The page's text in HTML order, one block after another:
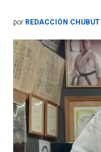
por REDACCIÓN CHUBUT